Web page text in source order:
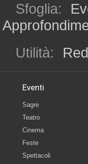
Sfoglia:
Utilità:
Eventi
Sagre
Teatro
Cinema
Feste
Spettacoli